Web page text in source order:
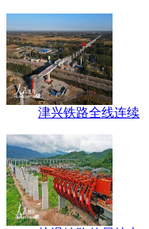
津兴铁路全线连续